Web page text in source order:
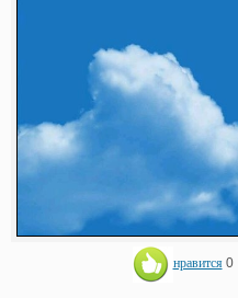
нравится 0